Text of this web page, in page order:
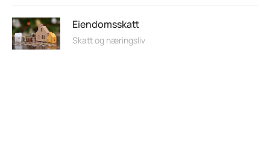
Eiendomsskatt
Skatt og næringsliv